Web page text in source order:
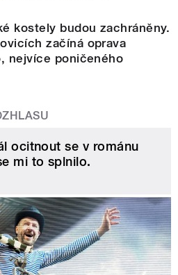
kostely budou zachráněny.
začíná oprava
nejvíce poničeného
ocitnout se v románu
mi to splnilo.